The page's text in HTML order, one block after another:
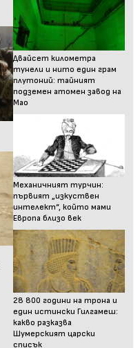
Двайсет километра
тунели и нито един грам
плутоний: тайният
подземен атомен завод на
Мао
Механичният турчин:
първият „изкуствен
интелект“, който мами
Европа близо век
28 800 години на трона и
един истински Гилгамеш:
какво разказва
Шумерският царски
списък